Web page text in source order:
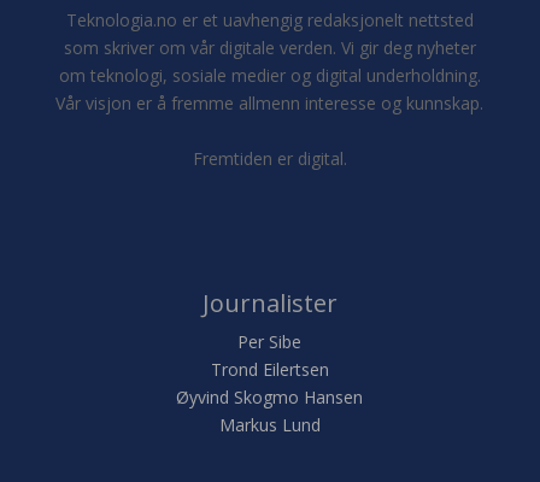
Teknologia.no er et uavhengig redaksjonelt nettsted
som skriver om vår digitale verden. Vi gir deg nyheter
om teknologi, sosiale medier og digital underholdning.
Vår visjon er å fremme allmenn interesse og kunnskap.
Fremtiden er digital.
Journalister
Per Sibe
Trond Eilertsen
Øyvind Skogmo Hansen
Markus Lund